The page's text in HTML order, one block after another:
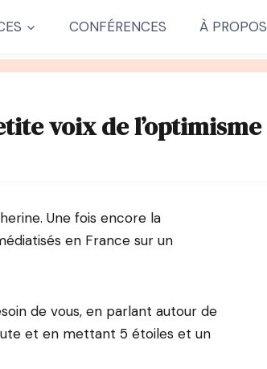
CONFÉRENCES À PROPOS
voix de l’optimisme
Une fois encore la
en France sur un
de vous, en parlant autour de
et en mettant 5 étoiles et un